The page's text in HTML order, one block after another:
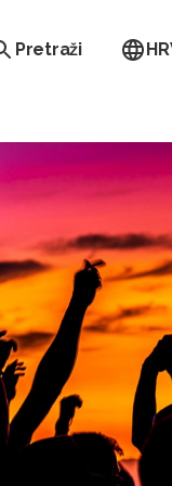
Pretraži